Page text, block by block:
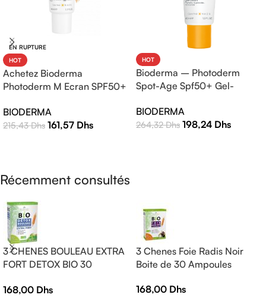
EN RUPTURE
HOT
Achetez Bioderma
Photoderm M Ecran SPF50+
Protection Solaire Haute
Efficacité
BIODERMA
215,43Dhs 161,57 Dhs
HOT
Bioderma – Photoderm
Spot-Age Spf50+ Gel-
BIODERMA
264,32Dhs 198,24 Dhs
Récemment consultés
3 CHENES BOULEAU EXTRA
FORT DETOX BIO 30
168,00 Dhs
3 Chenes Foie Radis Noir
Boite de 30 Ampoules
168,00 Dhs